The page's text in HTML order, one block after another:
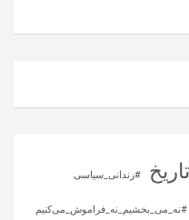
#زندانی_سیاسی
#نه_می_بخشیم_نه_فراموش_می‌کنیم